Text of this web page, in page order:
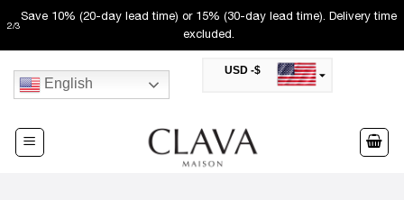
Skip
to
content
2/3
Save 10% (20-day lead time) or 15% (30-day lead time). Delivery time
excluded.
English
USD -$
AED -AED
United Arab Emirates Dirham